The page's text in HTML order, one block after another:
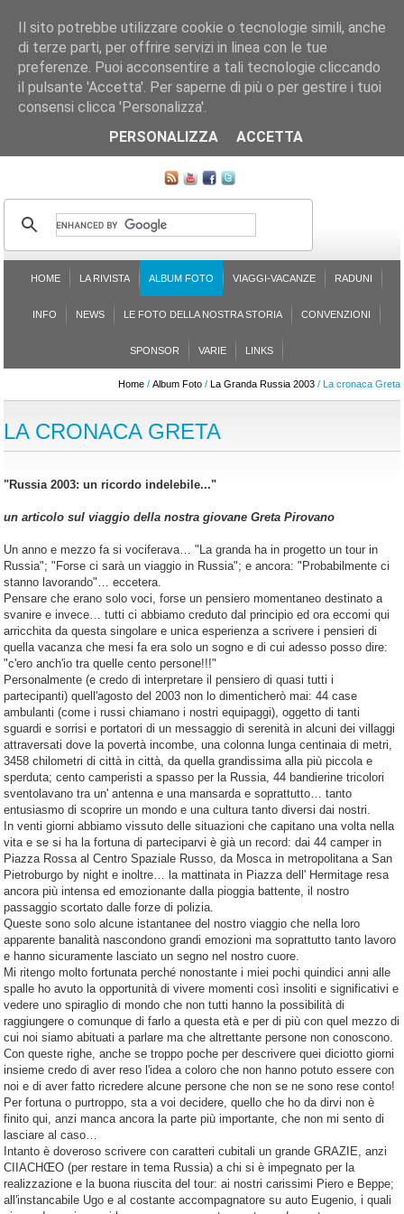
CHI SIAMO LE SEZIONI ASSICURGRANDA
ISCRIZIONE L'AVVOCATO RISPONDE SONDAGGI
HOME LA RIVISTA ALBUM FOTO VIAGGI-VACANZE RADUNI
INFO NEWS LE FOTO DELLA NOSTRA STORIA CONVENZIONI
SPONSOR VARIE LINKS
Home/ Album Foto/ La Granda Russia 2003/ La cronaca Greta
LA CRONACA GRETA
"Russia 2003: un ricordo indelebile..."
un articolo sul viaggio della nostra giovane Greta Pirovano
Un anno e mezzo fa si vociferava… "La granda ha in progetto un tour in
Russia"; "Forse ci sarà un viaggio in Russia"; e ancora: "Probabilmente ci
stanno lavorando"… eccetera.
Pensare che erano solo voci, forse un pensiero momentaneo destinato a
svanire e invece… tutti ci abbiamo creduto dal principio ed ora eccomi qui
arricchita da questa singolare e unica esperienza a scrivere i pensieri di
quella vacanza che mesi fa era solo un sogno e di cui adesso posso dire:
"c'ero anch'io tra quelle cento persone!!!"
Personalmente (e credo di interpretare il pensiero di quasi tutti i
partecipanti) quell'agosto del 2003 non lo dimenticherò mai: 44 case
ambulanti (come i russi chiamano i nostri equipaggi), oggetto di tanti
sguardi e sorrisi e portatori di un messaggio di serenità in alcuni dei villaggi
attraversati dove la povertà incombe, una colonna lunga centinaia di metri,
3458 chilometri di città in città, da quella grandissima alla più piccola e
sperduta; cento camperisti a spasso per la Russia, 44 bandierine tricolori
sventolavano tra un' antenna e una mansarda e soprattutto… tanto
entusiasmo di scoprire un mondo e una cultura tanto diversi dai nostri.
In venti giorni abbiamo vissuto delle situazioni che capitano una volta nella
vita e se si ha la fortuna di parteciparvi è già un record: dai 44 camper in
Piazza Rossa al Centro Spaziale Russo, da Mosca in metropolitana a San
Pietroburgo by night e inoltre… la mattinata in Piazza dell' Hermitage resa
ancora più intensa ed emozionante dalla pioggia battente, il nostro
passaggio scortato dalle forze di polizia.
Queste sono solo alcune istantanee del nostro viaggio che nella loro
apparente banalità nascondono grandi emozioni ma soprattutto tanto lavoro
e hanno sicuramente lasciato un segno nel nostro cuore.
Mi ritengo molto fortunata perché nonostante i miei pochi quindici anni alle
spalle ho avuto la opportunità di vivere momenti così insoliti e significativi e
vedere uno spiraglio di mondo che non tutti hanno la possibilità di
raggiungere o comunque di farlo a questa età e per di più con quel mezzo di
cui noi siamo abituati a parlare ma che altrettante persone non conoscono.
Con queste righe, anche se troppo poche per descrivere quei diciotto giorni
insieme credo di aver reso l'idea a coloro che non hanno potuto essere con
noi e di aver fatto ricredere alcune persone che non se ne sono rese conto!
Per fortuna o purtroppo, sta a voi decidere, quello che ho da dirvi non è
finito qui, anzi manca ancora la parte più importante, che non mi sento di
lasciare al caso…
Intanto è doveroso scrivere con caratteri cubitali un grande GRAZIE, anzi
CIIACHŒO (per restare in tema Russia) a chi si è impegnato per la
realizzazione e la buona riuscita del tour: ai nostri carissimi Piero e Beppe;
all'instancabile Ugo e al costante accompagnatore su auto Eugenio, i quali
Il sito potrebbe utilizzare cookie o tecnologie simili, anche
di terze parti, per offrire servizi in linea con le tue
preferenze. Puoi acconsentire a tali tecnologie cliccando
il pulsante 'Accetta'. Per saperne di più o per gestire i tuoi
consensi clicca 'Personalizza'.
PERSONALIZZA
ACCETTA